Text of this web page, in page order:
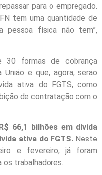
para o empregado.
tem uma quantidade de
pessoa física não tem”,
30 formas de cobrança
e que, agora, serão
ativa do FGTS, como
de contratação com o
66,1 bilhões em dívida
ativa do FGTS. Neste
e fevereiro, já foram
os trabalhadores.